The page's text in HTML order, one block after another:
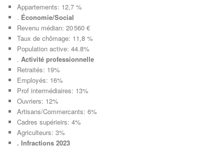
Appartements: 12,7 %
. Économie/Social
Revenu médian: 20 560 €
Taux de chômage: 11,8 %
Population active: 44.8%
. Activité professionnelle
Retraités: 19%
Employés: 16%
Prof intermédiaires: 13%
Ouvriers: 12%
Artisans/Commercants: 6%
Cadres supérieirs: 4%
Agriculteurs: 3%
. Infractions 2023